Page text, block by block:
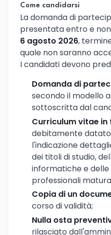
Come candidarsi
La domanda di
presentata entro e
6 agosto 2026,
quale non saranno
I candidati devono
Domanda di
secondo il modello
sottoscritta dal
Curriculum vitae
debitamente
l'indicazione
dei titoli di studio,
informatiche e delle
professionali
Copia di un
corso di validità;
Nulla osta
rilasciato